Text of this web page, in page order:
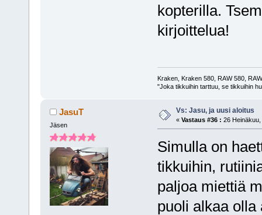
kopterilla.
kirjoittelua!
Kraken, Kraken 580, RAW 580,
"Joka tikkuihin tarttuu, se tikkuihin
JasuT
Jäsen
Vs: Jasu, ja uusi aloitus
« Vastaus #36 : 26
Simulla on
tikkuihin,
paljoa miettiä
puoli alkaa olla